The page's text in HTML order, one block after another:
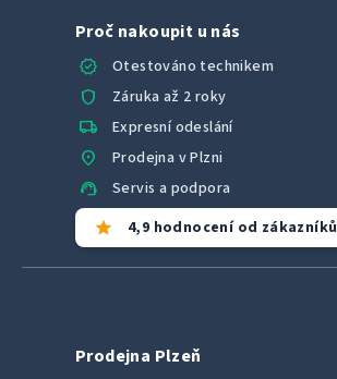
Proč nakoupit u nás
verified
Otestováno technikem
shield Záruka až 2 roky
local_shipping Expresní odeslání
location_on Prodejna v Plzni
support_agent Servis a podpora
star 4,9 hodnocení od zákazníků
Prodejna Plzeň